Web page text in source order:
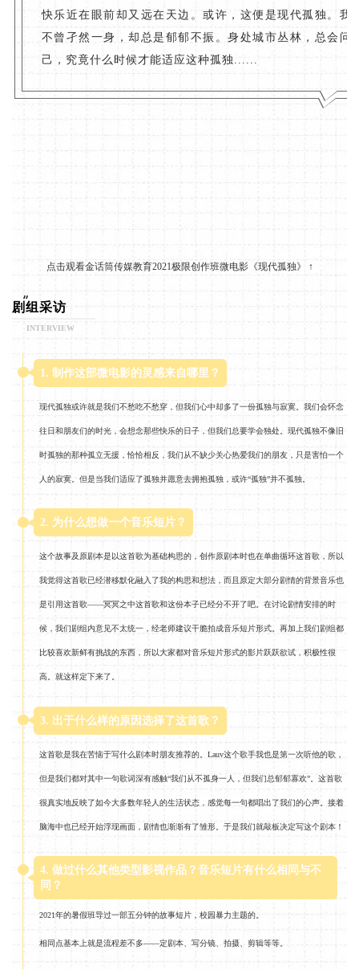
快乐近在眼前却又远在天边。或许，这便是现代孤独。我
不曾孑然一身，却总是郁郁不振。身处城市丛林，总会问
己，究竟什么时候才能适应这种孤独......
点击观看金话筒传媒教育2021极限创作班微电影《现代孤独》 ↑
剧组采访
INTERVIEW
1. 制作这部微电影的灵感来自哪里？
现代孤独或许就是我们不愁吃不愁穿，但我们心中却多了一份孤独与寂寞。我们会怀念
往日和朋友们的时光，会想念那些快乐的日子，但我们总要学会独处。现代孤独不像旧
时孤独的那种孤立无援，恰恰相反，我们从不缺少关心热爱我们的朋友，只是害怕一个
人的寂寞。但是当我们适应了孤独并愿意去拥抱孤独，或许“孤独”并不孤独。
2. 为什么想做一个音乐短片？
这个故事及原剧本是以这首歌为基础构思的，创作原剧本时也在单曲循环这首歌，所以
我觉得这首歌已经潜移默化融入了我的构思和想法，而且原定大部分剧情的背景音乐也
是引用这首歌——冥冥之中这首歌和这份本子已经分不开了吧。在讨论剧情安排的时
候，我们剧组内意见不太统一，经老师建议干脆拍成音乐短片形式。再加上我们剧组都
比较喜欢新鲜有挑战的东西，所以大家都对音乐短片形式的影片跃跃欲试，积极性很
高。就这样定下来了。
3. 出于什么样的原因选择了这首歌？
这首歌是我在苦恼于写什么剧本时朋友推荐的。Lauv这个歌手我也是第一次听他的歌，
但是我们都对其中一句歌词深有感触“我们从不孤身一人，但我们总郁郁寡欢”。这首歌
很真实地反映了如今大多数年轻人的生活状态，感觉每一句都唱出了我们的心声。接着
脑海中也已经开始浮现画面，剧情也渐渐有了雏形。于是我们就敲板决定写这个剧本！
4. 做过什么其他类型影视作品？音乐短片有什么相同与不
同？
2021年的暑假班导过一部五分钟的故事短片，校园暴力主题的。
相同点基本上就是流程差不多——定剧本、写分镜、拍摄、剪辑等等。